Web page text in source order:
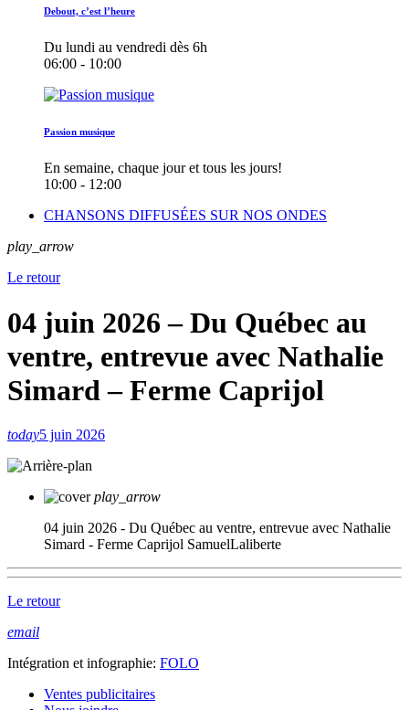
Debout, c’est l’heure
Du lundi au vendredi dès 6h
06:00 - 10:00
Passion musique
En semaine, chaque jour et tous les jours!
10:00 - 12:00
CHANSONS DIFFUSÉES SUR NOS ONDES
play_arrow
Le retour
04 juin 2026 – Du Québec au
ventre, entrevue avec Nathalie
Simard – Ferme Caprijol
today5 juin 2026
play_arrow
04 juin 2026 - Du Québec au ventre, entrevue avec Nathalie
Simard - Ferme Caprijol SamuelLaliberte
Le retour
email
Intégration et infographie: FOLO
Ventes publicitaires